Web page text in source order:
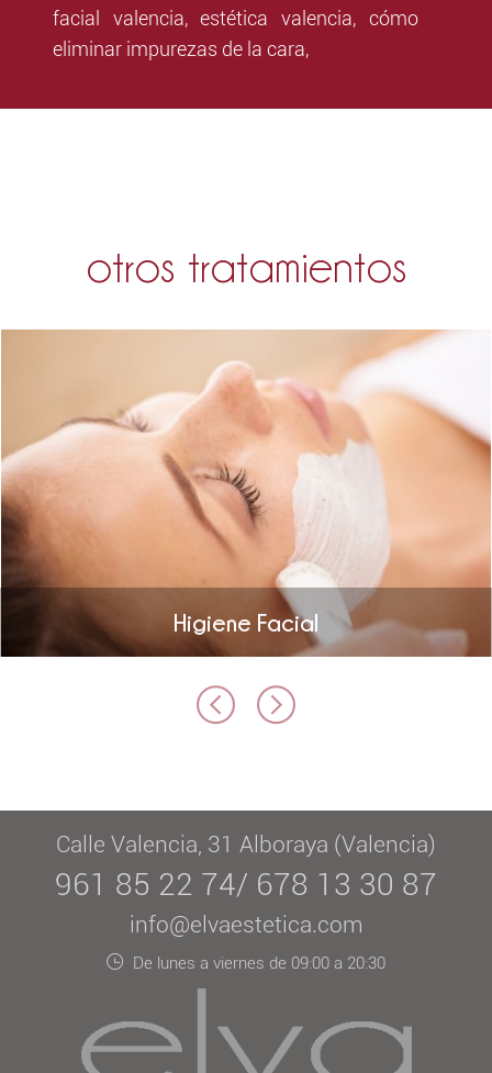
facial valencia, estética valencia, cómo
eliminar impurezas de la cara,
otros tratamientos
Higiene Facial
Calle Valencia, 31 Alboraya (Valencia)
961 85 22 74/ 678 13 30 87
info@elvaestetica.com
De lunes a viernes de 09:00 a 20:30